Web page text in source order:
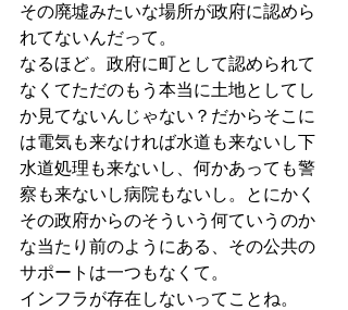
その廃墟みたいな場所が政府に認めら
れてないんだって。
なるほど。政府に町として認められて
なくてただのもう本当に土地としてし
か見てないんじゃない？だからそこに
は電気も来なければ水道も来ないし下
水道処理も来ないし、何かあっても警
察も来ないし病院もないし。とにかく
その政府からのそういう何ていうのか
な当たり前のようにある、その公共の
サポートは一つもなくて。
インフラが存在しないってことね。